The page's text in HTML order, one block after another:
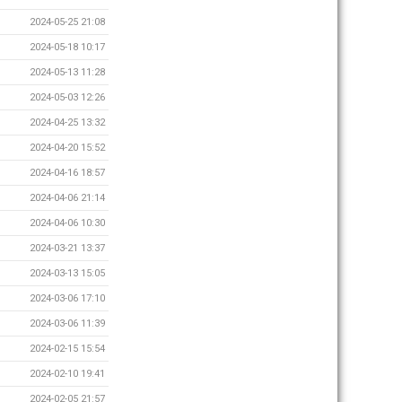
2024-05-25 21:08
2024-05-18 10:17
2024-05-13 11:28
2024-05-03 12:26
2024-04-25 13:32
2024-04-20 15:52
2024-04-16 18:57
2024-04-06 21:14
2024-04-06 10:30
2024-03-21 13:37
2024-03-13 15:05
2024-03-06 17:10
2024-03-06 11:39
2024-02-15 15:54
2024-02-10 19:41
2024-02-05 21:57